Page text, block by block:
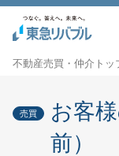
不動産売買・仲介トッ
売買
お客
前）